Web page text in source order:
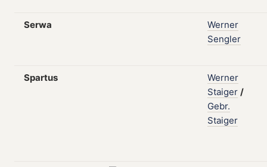
Serwa
Werner
Sengler
Spartus
Werner
Staiger /
Gebr.
Staiger